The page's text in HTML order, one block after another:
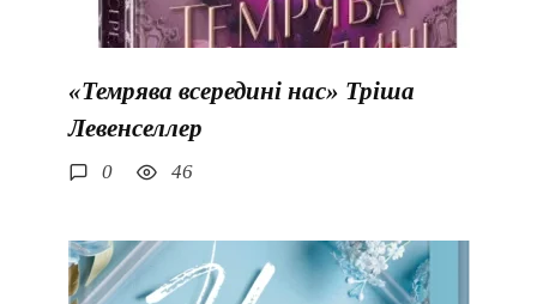
«Темрява всередині нас» Тріша
Левенселлер
0 46